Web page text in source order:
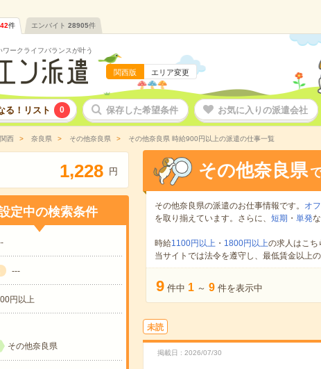
件 エンバイト 28905件
ワークライフバランスが叶う
関西版 エリア変更
る！リスト 0 保存した希望条件 お気に入りの派遣会社
関西 奈良県 その他奈良県 その他奈良県 時給900円以上の派遣の仕事一覧
1,228 円
定中の検索条件
---
円以上
その他奈良県
その他奈良県
その他奈良県の派遣のお仕事情報です。 オ
を取り揃えています。さらに、 短期 ・ 単発
時給1100円以上・ 1800円以上の求人はこち
当サイトでは法令を遵守し、最低賃金以上
9 件中 1 ～ 9 件を表示中
未読
掲載日 2026/07/30